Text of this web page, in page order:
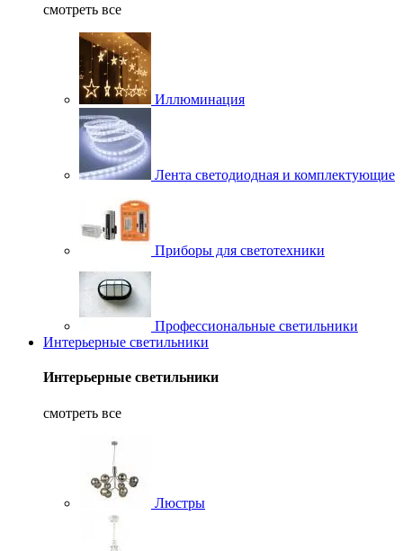
смотреть все
Иллюминация
Лента светодиодная и комплектующие
Приборы для светотехники
Профессиональные светильники
Интерьерные светильники
Интерьерные светильники
смотреть все
Люстры